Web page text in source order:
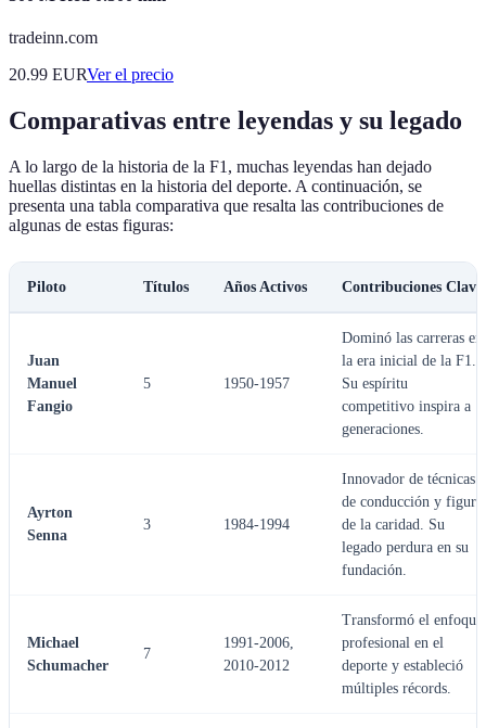
tradeinn.com
20.99 EURVer el precio
Comparativas entre leyendas y su legado
A lo largo de la historia de la F1, muchas leyendas han dejado
huellas distintas en la historia del deporte. A continuación, se
presenta una tabla comparativa que resalta las contribuciones de
algunas de estas figuras:
Piloto Títulos Años Activos Contribuciones Clave
Juan
Manuel
Fangio
5 1950-1957
Dominó las carreras en
la era inicial de la F1.
Su espíritu
competitivo inspira a
generaciones.
Ayrton
Senna
3 1984-1994
Innovador de técnicas
de conducción y figura
de la caridad. Su
legado perdura en su
fundación.
Michael
Schumacher
7
1991-2006,
2010-2012
Transformó el enfoque
profesional en el
deporte y estableció
múltiples récords.